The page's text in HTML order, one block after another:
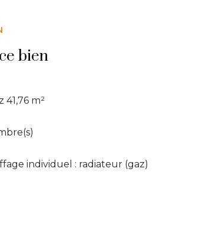
bien
41,76 m²
individuel : radiateur (gaz)